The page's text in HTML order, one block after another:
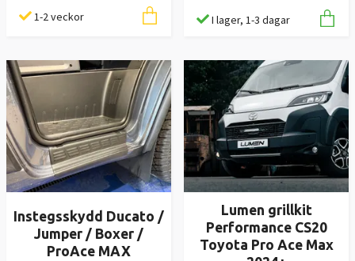
1-2 veckor I lager, 1-3 dagar
Instegsskydd Ducato /
Jumper / Boxer /
ProAce MAX
Lumen grillkit
Performance CS20
Toyota Pro Ace Max